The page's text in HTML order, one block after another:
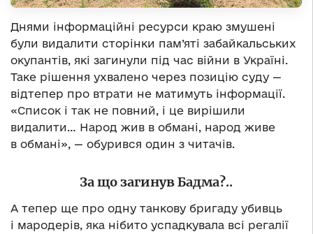
Днями інформаційні ресурси краю змушені
були видалити сторінки пам’яті забайкальських
окупантів, які загинули під час війни в Україні.
Таке рішення ухвалено через позицію суду —
відтепер про втрати не матимуть інформації.
«Список і так не повний, і це вирішили
видалити… Народ жив в обмані, народ живе
в обмані», — обурився один з читачів.
За що загинув Бадма?..
А тепер ще про одну танкову бригаду убивць
і мародерів, яка нібито успадкувала всі регалії